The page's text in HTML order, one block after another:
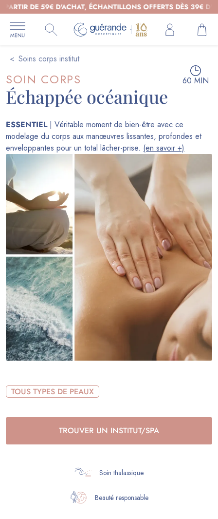
DE 59€ D'ACHAT, ÉCHANTILLONS OFFERTS DÈS 39€
Soins corps institut
SOIN CORPS
Échappée océanique
60 MIN
ESSENTIEL | Véritable moment de bien-être avec ce
modelage du corps aux manœuvres lissantes, profondes et
enveloppantes pour un total lâcher-prise. (en savoir +)
TOUS TYPES DE PEAUX
TROUVER UN INSTITUT/SPA
Soin thalassique
Beauté responsable